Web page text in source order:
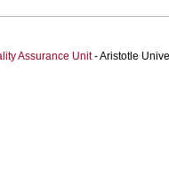
Assurance Unit- Aristotle